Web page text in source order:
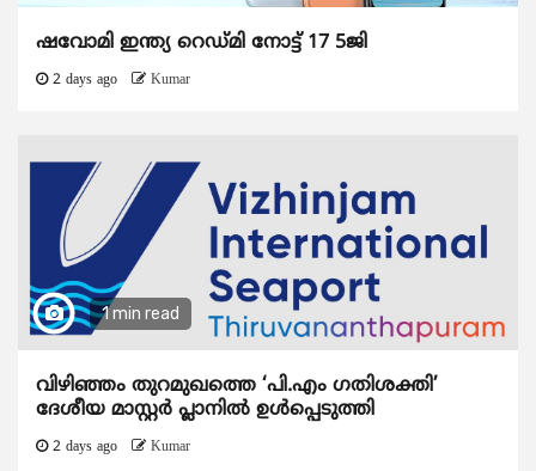
ഷവോമി ഇന്ത്യ റെഡ്മി നോട്ട് 17 5ജി
2 days ago Kumar
1 min read
വിഴിഞ്ഞം തുറമുഖത്തെ ‘പി.എം ഗതിശക്തി’
ദേശീയ മാസ്റ്റർ പ്ലാനിൽ ഉൾപ്പെടുത്തി
2 days ago Kumar